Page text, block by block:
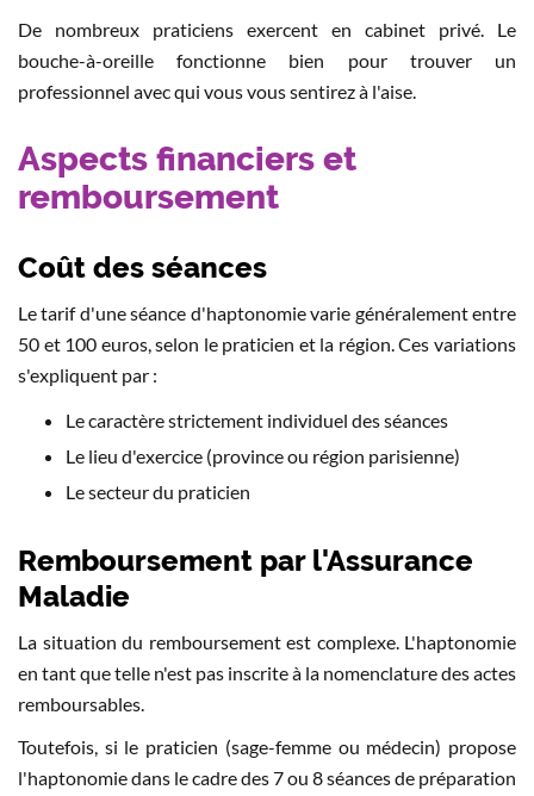
De nombreux praticiens exercent en cabinet privé. Le
bouche-à-oreille fonctionne bien pour trouver un
professionnel avec qui vous vous sentirez à l'aise.
Aspects financiers et
remboursement
Coût des séances
Le tarif d'une séance d'haptonomie varie généralement entre
50 et 100 euros, selon le praticien et la région. Ces variations
s'expliquent par :
Le caractère strictement individuel des séances
Le lieu d'exercice (province ou région parisienne)
Le secteur du praticien
Remboursement par l'Assurance
Maladie
La situation du remboursement est complexe. L'haptonomie
en tant que telle n'est pas inscrite à la nomenclature des actes
remboursables.
Toutefois, si le praticien (sage-femme ou médecin) propose
l'haptonomie dans le cadre des 7 ou 8 séances de préparation